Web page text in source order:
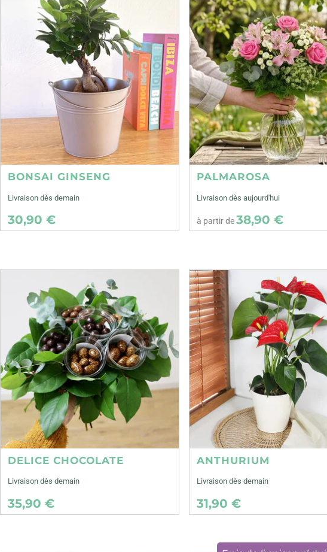
BONSAI GINSENG
Livraison dès demain
30,90 €
PALMAROSA
Livraison dès aujourd'hui
à partir de38,90 €
DELICE CHOCOLATE
Livraison dès demain
35,90 €
ANTHURIUM
Livraison dès demain
31,90 €